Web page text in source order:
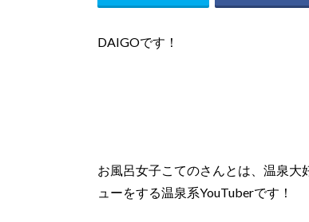
DAIGOです！
お風呂女子こてのさんとは、温泉
ューをする温泉系YouTuberです！